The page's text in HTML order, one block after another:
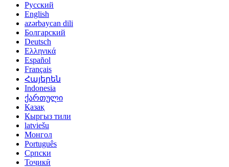
Русский
English
azərbaycan dili
Болгарский
Deutsch
Ελληνικά
Español
Français
Հայերեն
Indonesia
ქართული
Қазақ
Кыргыз тили
latviešu
Монгол
Português
Српски
Тоҷикӣ